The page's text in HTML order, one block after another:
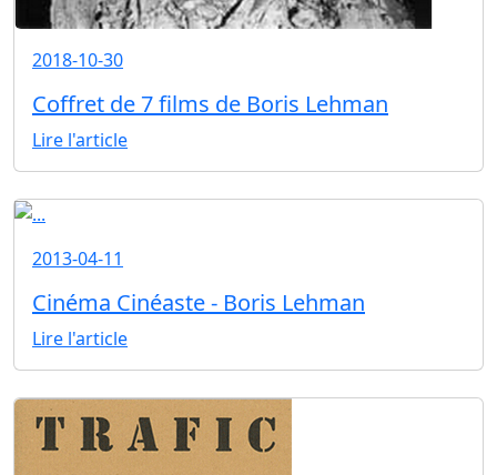
2018-10-30
Coffret de 7 films de Boris Lehman
Lire l'article
2013-04-11
Cinéma Cinéaste - Boris Lehman
Lire l'article